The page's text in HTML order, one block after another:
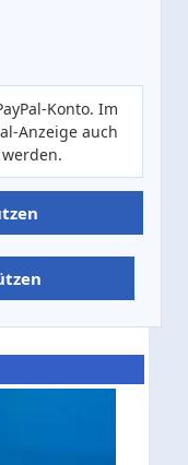
Konto. Im
Anzeige auch